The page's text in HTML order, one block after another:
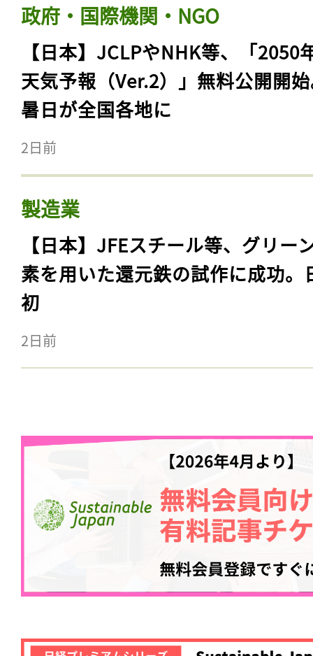
政府・国際機関・NGO
【日本】JCLPやNHK等、「2050
天気予報（Ver.2）」無料公開開
暑日が全国各地に
2日前
製造業
【日本】JFEスチール等、グリー
素を用いた還元鉄の試作に成功。
初
2日前